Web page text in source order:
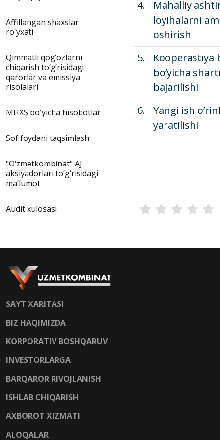
Affillangan shaxslar
ro'yxati
Qimmatli qog‘ozlarni
chiqarish to‘g‘risidagi
qarorlar va emissiya
risolalari
MHXS bo'yicha hisobotlar
Sof foydani taqsimlash
"O‘zmetkombinat" AJ
aksiyadorlari to‘g‘risidagi
ma’lumot
Audit xulosasi
4.
loyihalarni
oshirish
5.
Kooperastiya
bo’yicha
bajarilishi
6.
Yangi ish
yaratilishi
SAYT XARITASI
BIZ HAQIMIZDA
KORPORATIV BOSHQARUV
INVESTORLARGA
BARQAROR RIVOJLANISH
ISHLAB CHIQARISH
AXBOROT XIZMATI
ALOQALAR